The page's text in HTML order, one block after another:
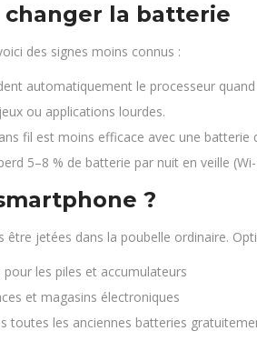
la batterie
des signes moins connus :
automatiquement le processeur
ou applications lourdes.
fil est moins efficace avec une batterie
5–8 % de batterie par nuit en veille
?
jetées dans la poubelle ordinaire.
les piles et accumulateurs
et magasins électroniques
toutes les anciennes batteries